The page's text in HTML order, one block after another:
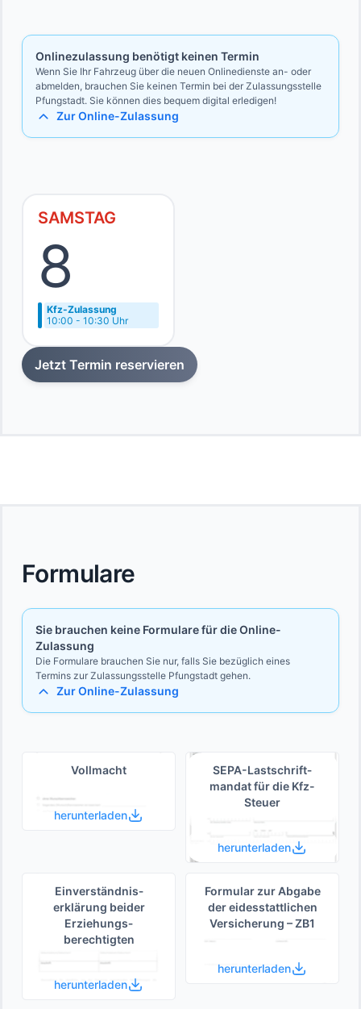
Onlinezulassung benötigt keinen Termin
Wenn Sie Ihr Fahrzeug über die neuen Onlinedienste an- oder
abmelden, brauchen Sie keinen Termin bei der Zulassungsstelle
Pfungstadt. Sie können dies bequem digital erledigen!
Zur Online-Zulassung
SAMSTAG
8
Kfz-Zulassung
10:00 - 10:30 Uhr
Jetzt Termin reservieren
Formulare
Sie brauchen keine Formulare für die Online-
Zulassung
Die Formulare brauchen Sie nur, falls Sie bezüglich eines
Termins zur Zulassungsstelle Pfungstadt gehen.
Zur Online-Zulassung
Vollmacht
herunterladen
SEPA-Lastschrift­
mandat für die Kfz-
Steuer
herunterladen
Einverständnis­
erklärung beider
Erziehungs­
berechtigten
herunterladen
Formular zur Abgabe
der eides­stattlichen
Versicherung – ZB1
herunterladen